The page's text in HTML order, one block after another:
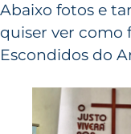
Abaixo fotos e
quiser ver como
Escondidos do